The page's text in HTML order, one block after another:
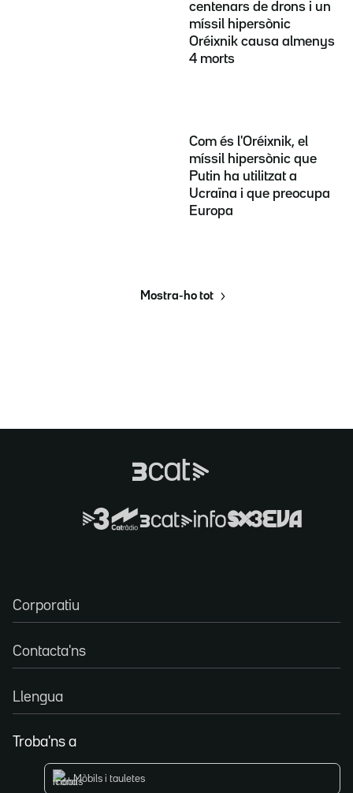
centenars de drons i un
míssil hipersònic
Oréixnik causa almenys
4 morts
Com és l'Oréixnik, el
míssil hipersònic que
Putin ha utilitzat a
Ucraïna i que preocupa
Europa
Mostra-ho tot
Corporatiu
Contacta'ns
Llengua
Troba'ns a
Mòbils i tauletes